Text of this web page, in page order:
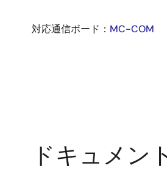
対応通信ボード： MC-COM
ドキュメン